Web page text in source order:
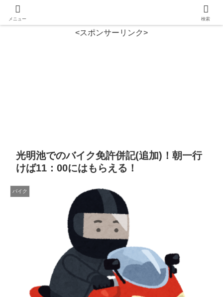
<スポンサーリンク>
光明池でのバイク免許併記(追加)！朝一行
けば11：00にはもらえる！
バイク
メニュー 検索